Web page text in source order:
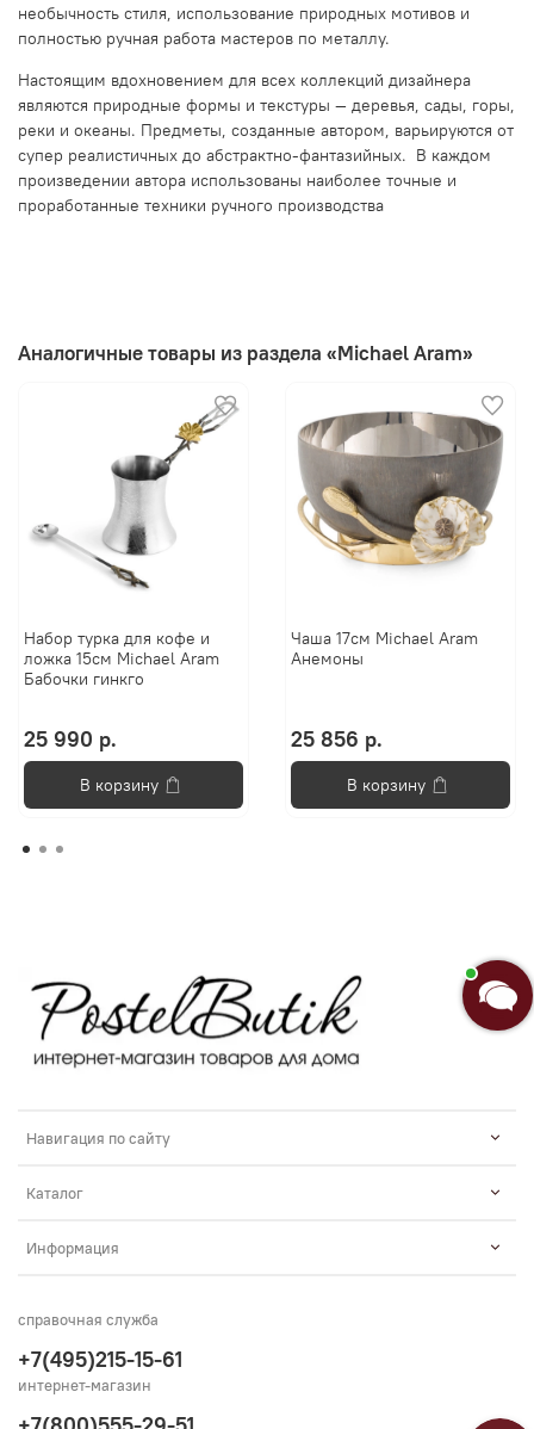
необычность стиля, использование природных мотивов и
полностью ручная работа мастеров по металлу.
Настоящим вдохновением для всех коллекций дизайнера
являются природные формы и текстуры — деревья, сады, горы,
реки и океаны. Предметы, созданные автором, варьируются от
супер реалистичных до абстрактно-фантазийных. В каждом
произведении автора использованы наиболее точные и
проработанные техники ручного производства
Аналогичные товары из раздела «Michael Aram»
Набор турка для кофе и
ложка 15см Michael Aram
Бабочки гинкго
25 990 р.
В корзину
Чаша 17см Michael Aram
Анемоны
25 856 р.
В корзину
Навигация по сайту
Каталог
Информация
справочная служба
+7(495)215-15-61
интернет-магазин